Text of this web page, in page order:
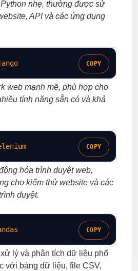
nhẹ, thường được sử
API và các ứng dụng
COPY
web mạnh mẽ, phù hợp cho
tính năng sẵn có và khả
COPY
hóa trình duyệt web,
cho kiểm thử website và các
duyệt.
COPY
lý và phân tích dữ liệu phổ
với bảng dữ liệu, file CSV,